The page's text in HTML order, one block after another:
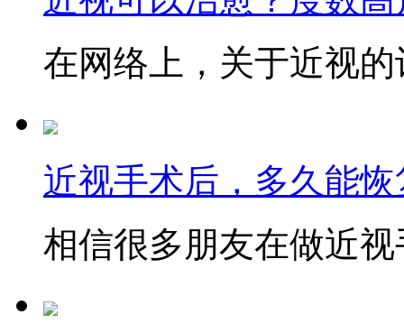
在网络上，关于近视
近视手术后，多久能
相信很多朋友在做近